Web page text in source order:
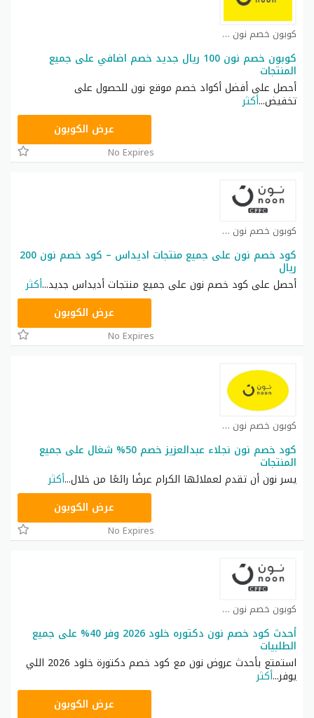
كوبون خصم نون مصر كوبون
كوبون خصم نون 100 ريال جديد خصم اضافي على جميع
المنتجات
أحصل على أفضل أكواد خصم موقع نون للحصول على
تخفيض...أكثر
RRF24عرض الكوبون
No Expires
كوبون خصم نون كوبون
كود خصم نون على جميع منتجات اديداس – كود خصم نون 200
ريال
أحصل على كود خصم نون على جميع منتجات أديداس جديد...أكثر
عرض الكوبون
No Expires
كوبون خصم نون كوبون
كود خصم نون نجلاء عبدالعزيز خصم 50% شغال على جميع
المنتجات
يسر نون أن تقدم لعملائها الكرام عرضًا رائعًا من خلال...أكثر
RRF24عرض الكوبون
No Expires
كوبون خصم نون كوبون
أحدث كود خصم نون دكتوره خلود 2026 وفر 40% على جميع
الطلبيات
استمتع بأحدث عروض نون مع كود خصم دكتورة خلود 2026 اللي
يوفر...أكثر
RRF24عرض الكوبون